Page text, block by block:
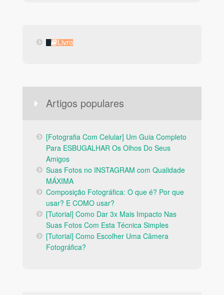
LivroLivro
Artigos populares
[Fotografia Com Celular] Um Guia Completo
Para ESBUGALHAR Os Olhos Do Seus
Amigos
Suas Fotos no INSTAGRAM com Qualidade
MÁXIMA
Composição Fotográfica: O que é? Por que
usar? E COMO usar?
[Tutorial] Como Dar 3x Mais Impacto Nas
Suas Fotos Com Esta Técnica Simples
[Tutorial] Como Escolher Uma Câmera
Fotográfica?